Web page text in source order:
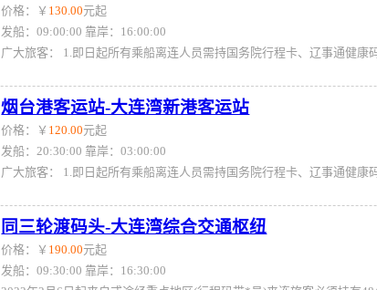
价格：￥ 130.00元起
发船：09:00:00 靠岸：16:00:00
烟台港客运站-大连湾新港客运站
价格：￥ 120.00元起
发船：20:30:00 靠岸：03:00:00
同三轮渡码头-大连湾综合交通枢纽
价格：￥ 190.00元起
发船：09:30:00 靠岸：16:30:00